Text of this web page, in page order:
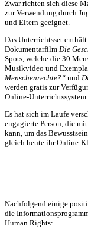
Zwar richten sich diese
zur Verwendung durch
und Eltern geeignet.
Das Unterrichtsset
Dokumentarfilm Die
Spots, welche die 30
Musikvideo und
Menschenrechte?“ und
werden gratis zur
Online-
Es hat sich im Laufe
engagierte Person, die
kann, um das
gleich heute ihr Online-
Nachfolgend einige
die
Human Rights: